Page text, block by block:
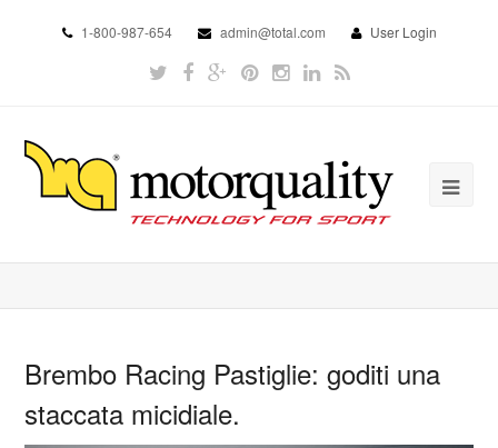
1-800-987-654 admin@total.com User Login
Brembo Racing Pastiglie: goditi una
staccata micidiale.